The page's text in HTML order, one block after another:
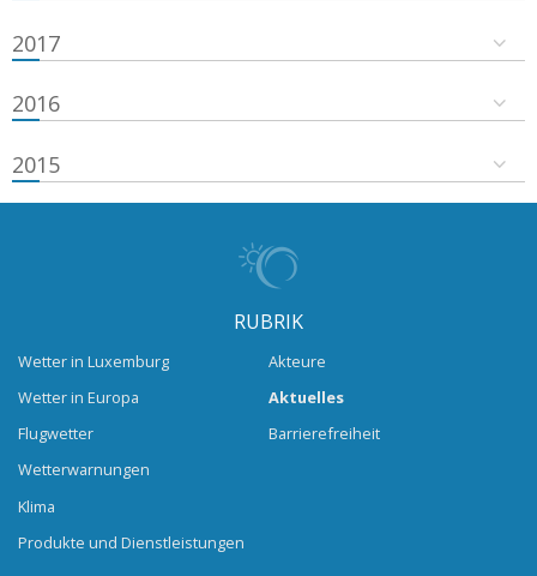
2017
2016
2015
RUBRIK
Wetter in Luxemburg
Wetter in Europa
Flugwetter
Wetterwarnungen
Klima
Produkte und Dienstleistungen
Akteure
Aktuelles
Barrierefreiheit